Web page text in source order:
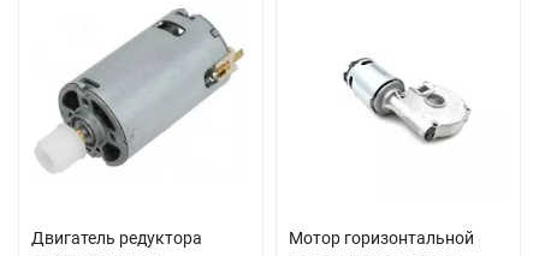
Двигатель редуктора
Мотор горизонтальной